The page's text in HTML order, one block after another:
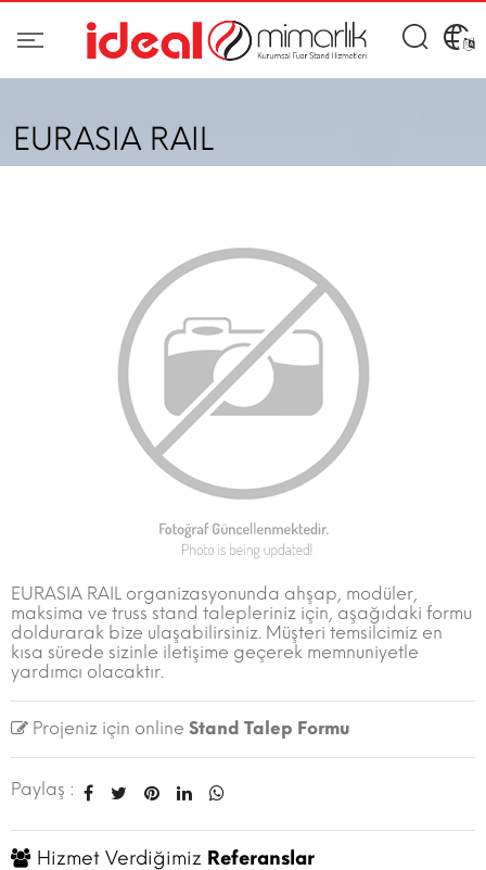
EURASIA RAIL
EURASIA RAIL organizasyonunda ahşap, modüler,
maksima ve truss stand talepleriniz için, aşağıdaki formu
doldurarak bize ulaşabilirsiniz. Müşteri temsilcimiz en
kısa sürede sizinle iletişime geçerek memnuniyetle
yardımcı olacaktır.
Projeniz için online Stand Talep Formu
Paylaş :
Hizmet Verdiğimiz Referanslar